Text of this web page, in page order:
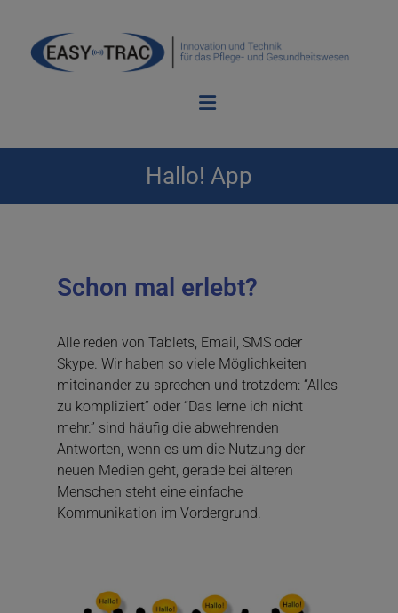
Hallo! App
Schon mal erlebt?
Alle reden von Tablets, Email, SMS oder
Skype. Wir haben so viele Möglichkeiten
miteinander zu sprechen und trotzdem: “Alles
zu kompliziert” oder “Das lerne ich nicht
mehr.” sind häufig die abwehrenden
Antworten, wenn es um die Nutzung der
neuen Medien geht, gerade bei älteren
Menschen steht eine einfache
Kommunikation im Vordergrund.